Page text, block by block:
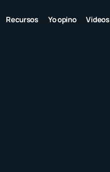
Recursos Yo opino Videos